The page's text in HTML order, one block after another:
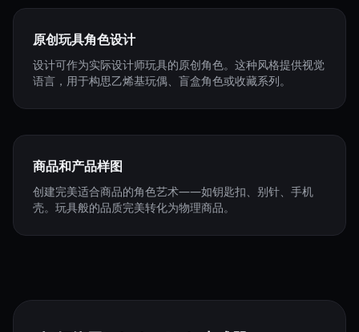
原创玩具角色设计
设计可作为实际设计师玩具的原创角色。这种风格提供视觉
语言，用于构思乙烯基玩偶、盲盒角色或收藏系列。
商品和产品样图
创建完美适合商品的角色艺术——如钥匙扣、别针、手机
壳。玩具般的品质完美转化为物理商品。